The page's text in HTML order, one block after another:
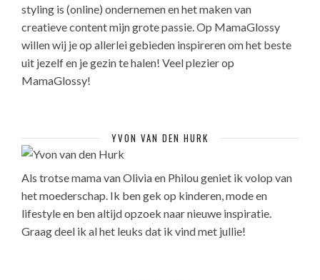
styling is (online) ondernemen en het maken van
creatieve content mijn grote passie. Op MamaGlossy
willen wij je op allerlei gebieden inspireren om het beste
uit jezelf en je gezin te halen! Veel plezier op
MamaGlossy!
YVON VAN DEN HURK
Als trotse mama van Olivia en Philou geniet ik volop van
het moederschap. Ik ben gek op kinderen, mode en
lifestyle en ben altijd opzoek naar nieuwe inspiratie.
Graag deel ik al het leuks dat ik vind met jullie!